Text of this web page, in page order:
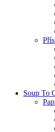
Soup To